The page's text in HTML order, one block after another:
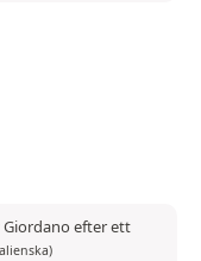
Giordano efter ett